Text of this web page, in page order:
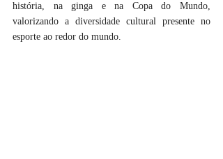
história, na ginga e na Copa do Mundo,
valorizando a diversidade cultural presente no
esporte ao redor do mundo.